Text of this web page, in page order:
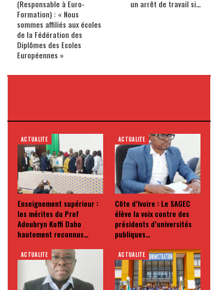
(Responsable à Euro-
Formation) : « Nous
sommes affiliés aux écoles
de la Fédération des
Diplômes des Ecoles
Européennes »
un arrêt de travail si…
ACTUALITE
Enseignement supérieur :
les mérites du Prof
Adoubryn Koffi Daho
hautement reconnus…
ACTUALITE
Côte d’Ivoire : Le SAGEC
élève la voix contre des
présidents d’universités
publiques…
ACTUALITE ACTUALITE